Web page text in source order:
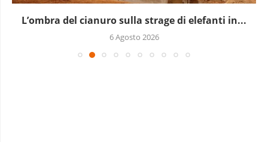
L’ombra del cianuro sulla strage di elefanti in...
6 Agosto 2026